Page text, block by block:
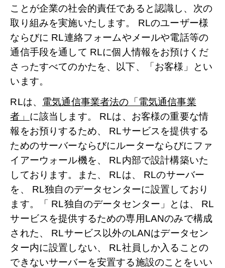
ことが企業の社会的責任であると認識し、次の
取り組みを実施いたします。 RLのユーザー様
ならびに RL連絡フォームやメールや電話等の
通信手段を通して RLに個人情報をお預けくだ
さったすべてのかたを、以下、「お客様」とい
います。
RLは、 電気通信事業者法の「電気通信事業
者」 に該当します。 RLは、お客様の重要な情
報をお預りするため、 RLサービスを提供する
ためのサーバーならびにルーターならびにファ
イアーウォール機を、 RL内部で設計構築いた
しております。また、 RLは、 RLのサーバー
を、 RL独自のデータセンターに設置しており
ます。「 RL独自のデータセンター」とは、 RL
サービスを提供するための専用LANのみで構成
された、 RLサービス以外のLANはデータセン
ター内に設置しない、 RL社員しか入ることの
できないサーバーを安置する施設のことをいい